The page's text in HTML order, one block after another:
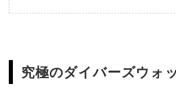
究極のダイバーズウォ